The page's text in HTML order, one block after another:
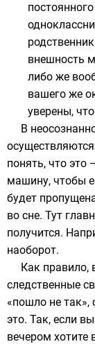
внешность
либо же
вашего же
уверены,
В
понять, что это
машину, чтобы
будет
во сне. Тут
получится.
наоборот.
Как правило,
следственные
«пошло не так»,
это. Так, если
вечером хотите